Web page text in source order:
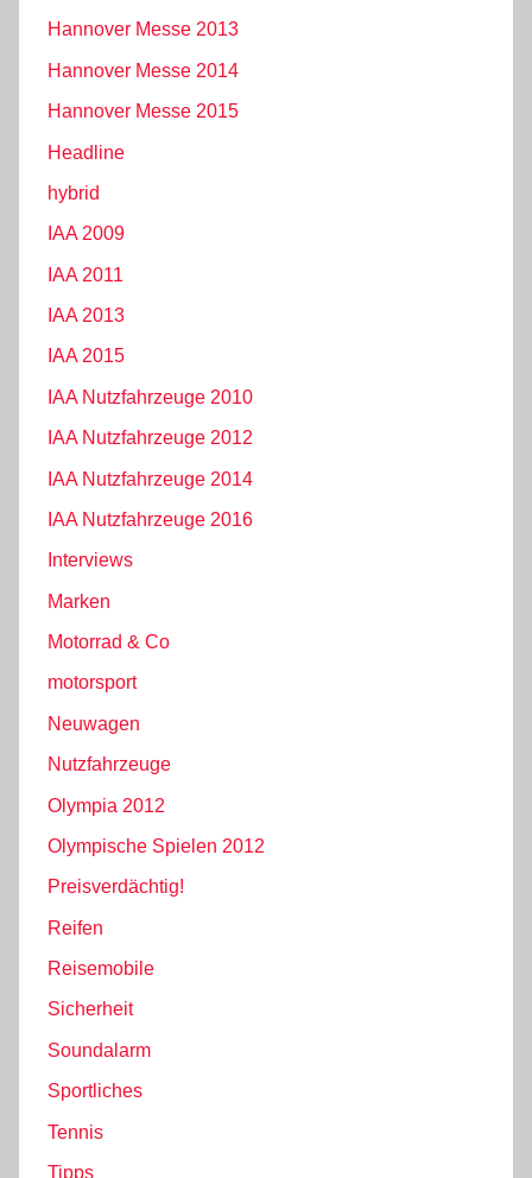
Hannover Messe 2013
Hannover Messe 2014
Hannover Messe 2015
Headline
hybrid
IAA 2009
IAA 2011
IAA 2013
IAA 2015
IAA Nutzfahrzeuge 2010
IAA Nutzfahrzeuge 2012
IAA Nutzfahrzeuge 2014
IAA Nutzfahrzeuge 2016
Interviews
Marken
Motorrad & Co
motorsport
Neuwagen
Nutzfahrzeuge
Olympia 2012
Olympische Spielen 2012
Preisverdächtig!
Reifen
Reisemobile
Sicherheit
Soundalarm
Sportliches
Tennis
Tipps